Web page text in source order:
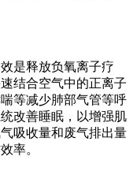
是释放负氧离子疗
结合空气中的正离子
等减少肺部气管等呼
改善睡眠，以增强肌
吸收量和废气排出量
率。